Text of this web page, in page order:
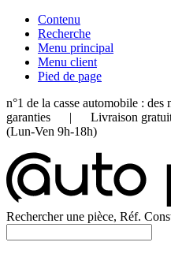
Contenu
Recherche
Menu principal
Menu client
Pied de page
n°1 de la casse automobile :
garanties | Livraison
(Lun-Ven 9h-18h)
Rechercher une pièce, Réf.